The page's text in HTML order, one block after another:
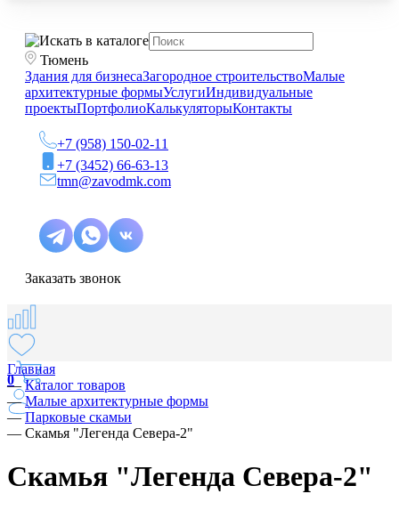
Тюмень
Здания для бизнесаЗагородное строительствоМалые
архитектурные формыУслугиИндивидуальные
проектыПортфолиоКалькуляторыКонтакты
+7 (958) 150-02-11
+7 (3452) 66-63-13
tmn@zavodmk.com
Заказать звонок
0
Главная
—Каталог товаров
—Малые архитектурные формы
—Парковые скамьи
— Скамья "Легенда Севера-2"
Скамья "Легенда Севера-2"